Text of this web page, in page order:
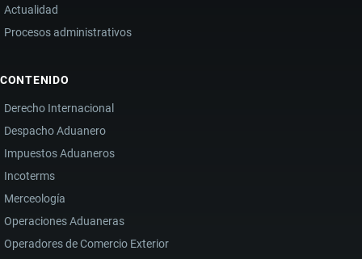
Actualidad
Procesos administrativos
CONTENIDO
Derecho Internacional
Despacho Aduanero
Impuestos Aduaneros
Incoterms
Merceología
Operaciones Aduaneras
Operadores de Comercio Exterior